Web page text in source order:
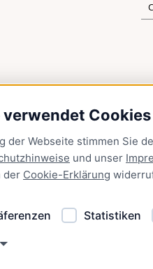
verwendet Cookies
der Webseite stimmen Sie
und unser
der Cookie-Erklärung
Statistiken